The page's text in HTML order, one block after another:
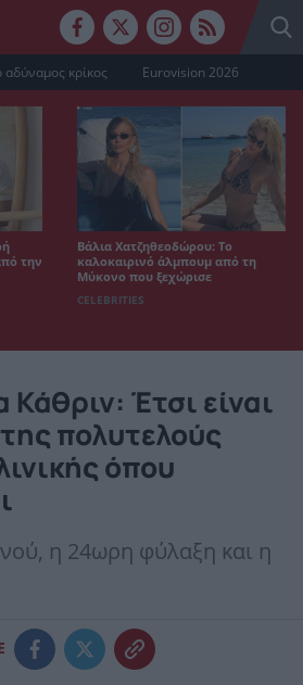
αδύναμος κρίκος Eurovision 2026
την
Βάλια Χατζηθεοδώρου: Το
καλοκαιρινό άλμπουμ από τη
Μύκονο που ξεχώρισε
CELEBRITIES
Κάθριν: Έτσι είναι
πολυτελούς
όπου
η 24ωρη φύλαξη και η